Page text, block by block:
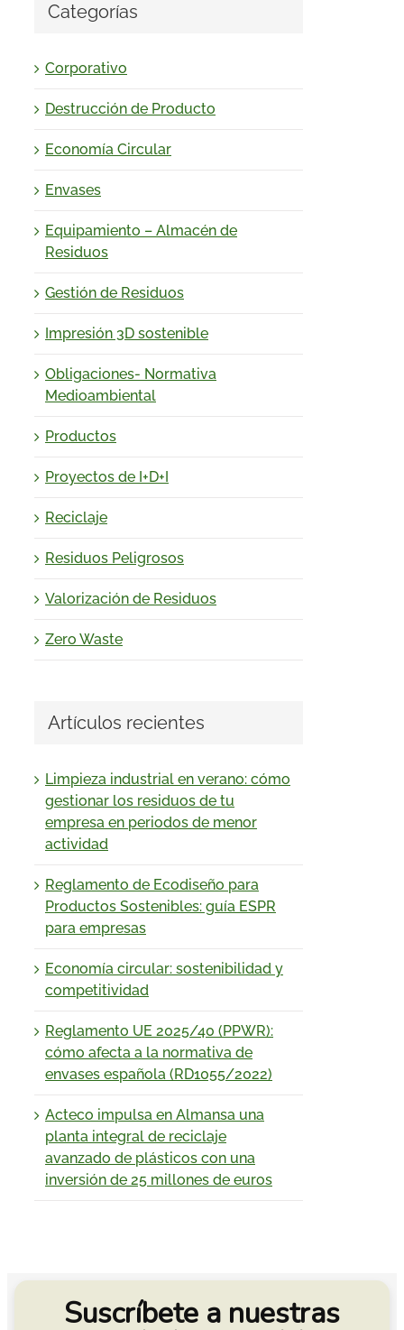
Categorías
Corporativo
Destrucción de Producto
Economía Circular
Envases
Equipamiento – Almacén de
Residuos
Gestión de Residuos
Impresión 3D sostenible
Obligaciones- Normativa
Medioambiental
Productos
Proyectos de I+D+I
Reciclaje
Residuos Peligrosos
Valorización de Residuos
Zero Waste
Artículos recientes
Limpieza industrial en verano: cómo
gestionar los residuos de tu
empresa en periodos de menor
actividad
Reglamento de Ecodiseño para
Productos Sostenibles: guía ESPR
para empresas
Economía circular: sostenibilidad y
competitividad
Reglamento UE 2025/40 (PPWR):
cómo afecta a la normativa de
envases española (RD1055/2022)
Acteco impulsa en Almansa una
planta integral de reciclaje
avanzado de plásticos con una
inversión de 25 millones de euros